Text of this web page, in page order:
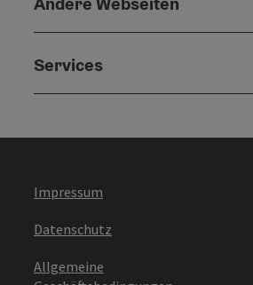
Services
Impressum
Datenschutz
Allgemeine